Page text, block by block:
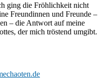
ging die Fröhlichkeit nicht
Freundinnen und Freunde –
– die Antwort auf meine
der mich tröstend umgibt.